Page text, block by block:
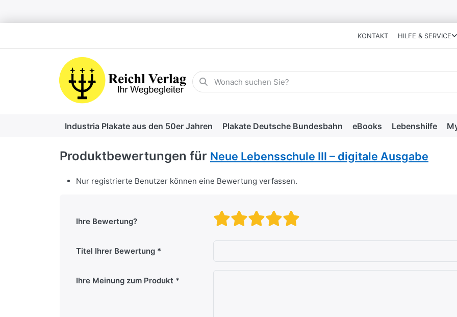
KONTAKT HILFE & SERVICE
Geben Sie einen Suchbegriff ein. Während Sie tippen, erscheinen
Industria Plakate aus den 50er Jahren Plakate Deutsche Bundesbahn eBooks Lebenshilfe
Produktbewertungen für Neue Lebensschule III – digitale Ausgabe
Nur registrierte Benutzer können eine Bewertung verfassen.
Ihre Bewertung? Bewertung: 4 von 5
Bewertung: 3 von 5
Bewertung: 2 von 5 Sternen.
Bewertung: 1 von 5 Sternen.
Titel Ihrer Bewertung
Ihre Meinung zum Produkt